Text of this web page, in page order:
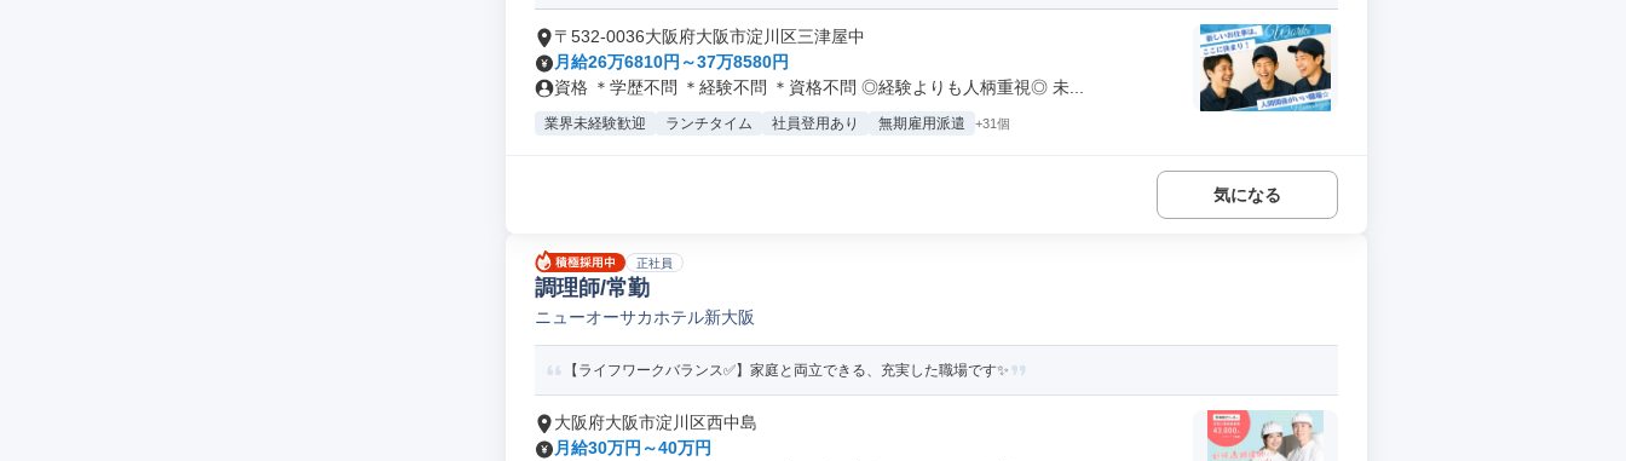
〒532-0036大阪府大阪市淀川区三津屋中
月給26万6810円～37万8580円
資格 ＊学歴不問 ＊経験不問 ＊資格不問 ◎経験よりも人柄重視◎ 未...
業界未経験歓迎 ランチタイム 社員登用あり 無期雇用派遣 +31個
気になる
正社員
調理師/常勤
ニューオーサカホテル新大阪
【ライフワークバランス✅️】家庭と両立できる、充実した職場です✨
大阪府大阪市淀川区西中島
月給30万円～40万円